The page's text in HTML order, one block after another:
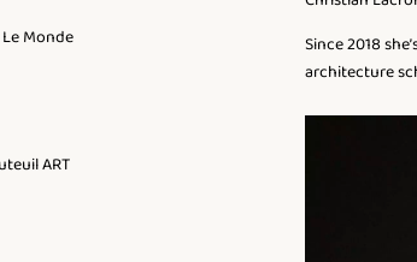
Monde
ART
Since 2018
architecture